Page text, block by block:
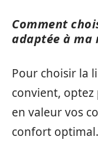
Comment
adaptée à ma
Pour choisir la
convient,
en valeur vos
confort